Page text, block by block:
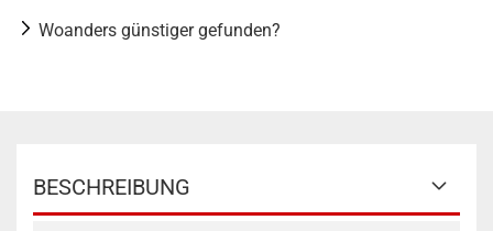
Woanders günstiger gefunden?
BESCHREIBUNG